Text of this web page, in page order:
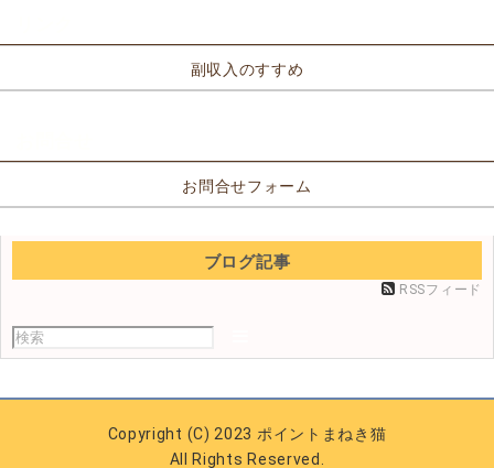
副収入のすすめ
お問合せフォーム
ブログ記事
RSSフィード
Copyright (C) 2023 ポイントまねき猫
All Rights Reserved.